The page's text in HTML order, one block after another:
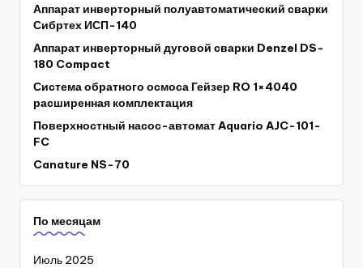
Аппарат инверторный полуавтоматический сварки
Сибртех ИСП-140
Аппарат инверторный дуговой сварки Denzel DS-
180 Compact
Система обратного осмоса Гейзер RO 1×4040
расширенная комплектация
Поверхностный насос-автомат Aquario AJC-101-
FC
Canature NS-70
По месяцам
Июль 2025